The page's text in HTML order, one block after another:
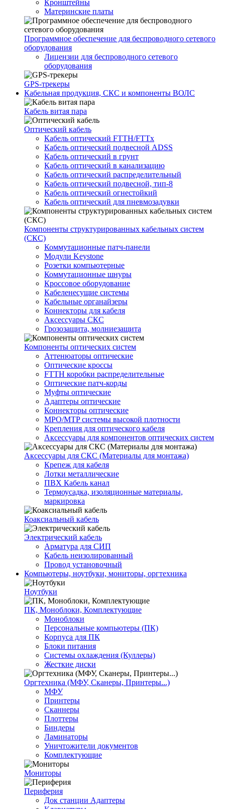
Кронштейны
Материнские платы
Программное обеспечение для беспроводного сетевого
оборудования
Лицензии для беспроводного сетевого
оборудования
GPS-трекеры
Кабельная продукция, СКС и компоненты ВОЛС
Кабель витая пара
Оптический кабель
Кабель оптический FTTH/FTTx
Кабель оптический подвесной ADSS
Кабель оптический в грунт
Кабель оптический в канализацию
Кабель оптический распределительный
Кабель оптический подвесной, тип-8
Кабель оптический огнестойкий
Кабель оптический для пневмозадувки
Компоненты структурированных кабельных систем
(СКС)
Коммутационные патч-панели
Модули Keystone
Розетки компьютерные
Коммутационные шнуры
Кроссовое оборудование
Кабеленесущие системы
Кабельные органайзеры
Коннекторы для кабеля
Аксессуары СКС
Грозозащита, молниезащита
Компоненты оптических систем
Аттенюаторы оптические
Оптические кроссы
FTTH коробки распределительные
Оптические патч-корды
Муфты оптические
Адаптеры оптические
Коннекторы оптические
MPO/MTP системы высокой плотности
Крепления для оптического кабеля
Аксессуары для компонентов оптических систем
Аксессуары для СКС (Материалы для монтажа)
Крепеж для кабеля
Лотки металлические
ПВХ Кабель канал
Термоусадка, изоляционные материалы,
маркировка
Коаксиальный кабель
Электрический кабель
Арматура для СИП
Кабель неизолированный
Провод установочный
Компьютеры, ноутбуки, мониторы, оргтехника
Ноутбуки
ПК, Моноблоки, Комплектующие
Моноблоки
Персональные компьютеры (ПК)
Корпуса для ПК
Блоки питания
Системы охлаждения (Куллеры)
Жесткие диски
Оргтехника (МФУ, Сканеры, Принтеры...)
МФУ
Принтеры
Сканнеры
Плоттеры
Биндеры
Ламинаторы
Уничтожители документов
Комплектующие
Мониторы
Периферия
Док станции Адаптеры